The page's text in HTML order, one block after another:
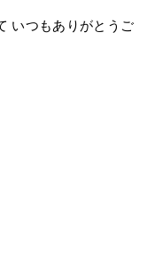
いつもありがとうご